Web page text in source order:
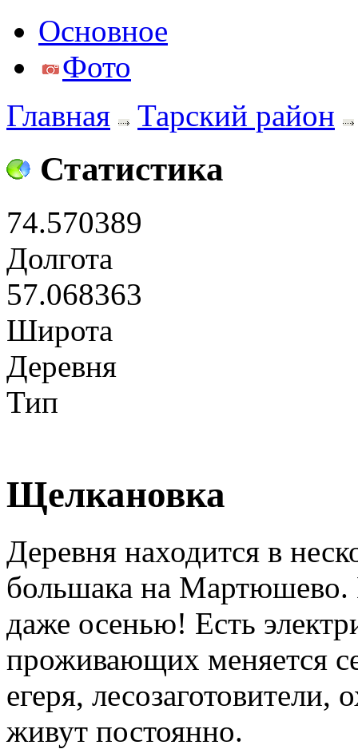
Основное
Фото
Главная
Тарский район
Статистика
74.570389
Долгота
57.068363
Широта
Деревня
Тип
Щелкановка
Деревня находится в
большака на Мартюшево.
даже осенью! Есть
проживающих меняется
егеря, лесозаготовители,
живут постоянно.